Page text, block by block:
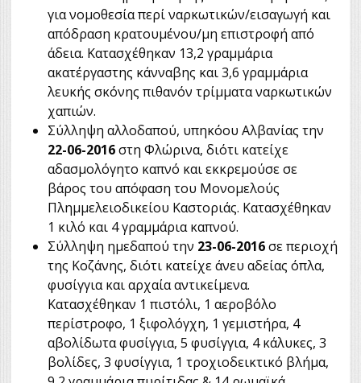
για νομοθεσία περί ναρκωτικών/εισαγωγή και
απόδραση κρατουμένου/μη επιστροφή από
άδεια. Κατασχέθηκαν 13,2 γραμμάρια
ακατέργαστης κάνναβης και 3,6 γραμμάρια
λευκής σκόνης πιθανόν τρίμματα ναρκωτικών
χαπιών.
Σύλληψη αλλοδαπού, υπηκόου Αλβανίας την
22-06-2016στη Φλώρινα, διότι κατείχε
αδασμολόγητο καπνό και εκκρεμούσε σε
βάρος του απόφαση του Μονομελούς
Πλημμελειοδικείου Καστοριάς. Κατασχέθηκαν
1 κιλό και 4 γραμμάρια καπνού.
Σύλληψη ημεδαπού την 23-06-2016σε περιοχή
της Κοζάνης, διότι κατείχε άνευ αδείας όπλα,
φυσίγγια και αρχαία αντικείμενα.
Κατασχέθηκαν 1 πιστόλι, 1 αεροβόλο
περίστροφο, 1 ξιφολόγχη, 1 γεμιστήρα, 4
αβολίδωτα φυσίγγια, 5 φυσίγγια, 4 κάλυκες, 3
βολίδες, 3 φυσίγγια, 1 τροχιοδεικτικό βλήμα,